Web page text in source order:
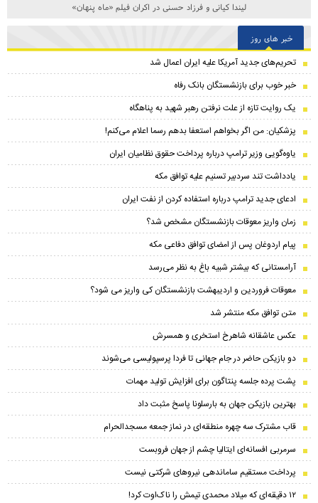
لیندا کیانی و فرزاد حسنی در اکران فیلم «ماه پنهان»
خبر های روز
تحریم‌های جدید آمریکا علیه ایران اعمال شد
خبر خوب برای بازنشستگان بانک رفاه
یک روایت تازه از علت نرفتن رهبر شهید به پناهگاه
پزشکیان: من اگر بخواهم استعفا بدهم رسما اعلام می‌کنم!
یاوه‌گویی وزیر ترامپ درباره پرداخت حقوق نظامیان ایران
یادداشت تند سردبیر تسنیم علیه توافق مکه
ادعای جدید ترامپ درباره استفاده کردن از نفت ایران
زمان واریز معوقات بازنشستگان مشخص شد؟
پیام اردوغان پس از امضای توافق دفاعی مکه
آرامستانی که بیشتر شبیه باغ به نظر می‌رسد
معوقات فروردین و اردیبهشت بازنشستگان کی واریز می شود؟
متن توافق مکه منتشر شد
عکس عاشقانه شاهرخ استخری و همسرش
دو بازیکن حاضر در جام جهانی تا فردا پرسپولیسی می‌شوند
پشت پرده جلسه پنتاگون برای افزایش تولید مهمات
بهترین بازیکن جهان به بارسلونا پاسخ مثبت داد
قاب مشترک سه چهره منطقه‌ای در نماز جمعه مسجدالحرام
سرمربی افسانه‌ای ایتالیا چشم از جهان فروبست
پرداخت مستقیم ساماندهی نیروهای شرکتی نیست
۱۲ دقیقه‌ای که میلاد محمدی تیمش را ناک‌اوت کرد!